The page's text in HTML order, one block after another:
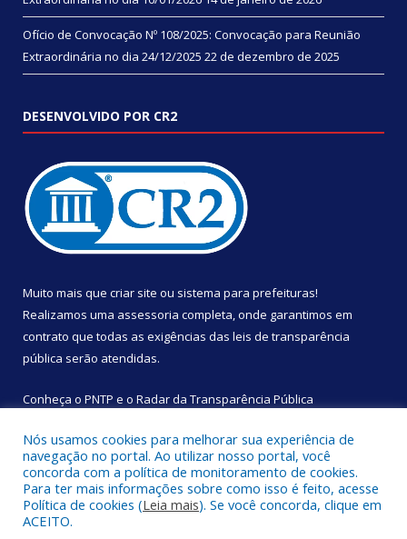
Ofício de Convocação Nº 108/2025: Convocação para Reunião
Extraordinária no dia 24/12/2025 22 de dezembro de 2025
DESENVOLVIDO POR CR2
Muito mais que criar site ou sistema para prefeituras!
Realizamos uma assessoria completa, onde garantimos em
contrato que todas as exigências das leis de transparência
pública serão atendidas.
Conheça o PNTP e o Radar da Transparência Pública
Todos os direitos reservados a Câmara Municipal de São
Sebastião da Boa Vista.
Nós usamos cookies para melhorar sua experiência de
navegação no portal. Ao utilizar nosso portal, você
concorda com a política de monitoramento de cookies.
Para ter mais informações sobre como isso é feito, acesse
Política de cookies (Leia mais). Se você concorda, clique em
ACEITO.